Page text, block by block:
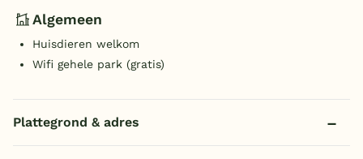
Algemeen
Huisdieren welkom
Wifi gehele park (gratis)
Plattegrond & adres